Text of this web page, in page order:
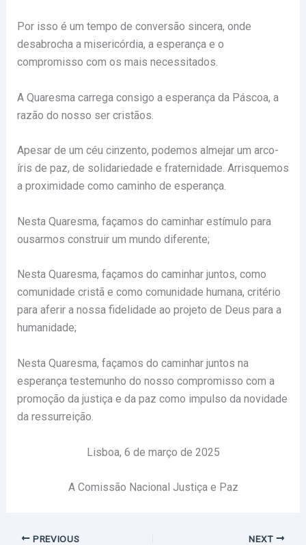
Por isso é um tempo de conversão sincera, onde
desabrocha a misericórdia, a esperança e o
compromisso com os mais necessitados.
A Quaresma carrega consigo a esperança da Páscoa, a
razão do nosso ser cristãos.
Apesar de um céu cinzento, podemos almejar um arco-
íris de paz, de solidariedade e fraternidade. Arrisquemos
a proximidade como caminho de esperança.
Nesta Quaresma, façamos do caminhar estímulo para
ousarmos construir um mundo diferente;
Nesta Quaresma, façamos do caminhar juntos, como
comunidade cristã e como comunidade humana, critério
para aferir a nossa fidelidade ao projeto de Deus para a
humanidade;
Nesta Quaresma, façamos do caminhar juntos na
esperança testemunho do nosso compromisso com a
promoção da justiça e da paz como impulso da novidade
da ressurreição.
Lisboa, 6 de março de 2025
A Comissão Nacional Justiça e Paz
PREVIOUS NEXT